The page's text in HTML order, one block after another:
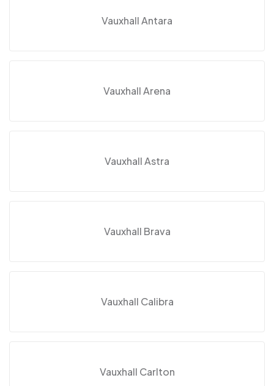
Vauxhall Antara
Vauxhall Arena
Vauxhall Astra
Vauxhall Brava
Vauxhall Calibra
Vauxhall Carlton